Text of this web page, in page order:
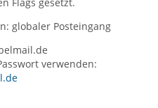
globaler Posteingang
verwenden: